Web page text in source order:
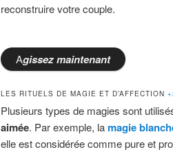
reconstruire votre couple.
Agissezmaintenant
LES RITUELS DE MAGIE ET D’AFFECTION
Plusieurs types de magies sont
aimée. Par exemple, lamagie
elle est considérée comme pure et